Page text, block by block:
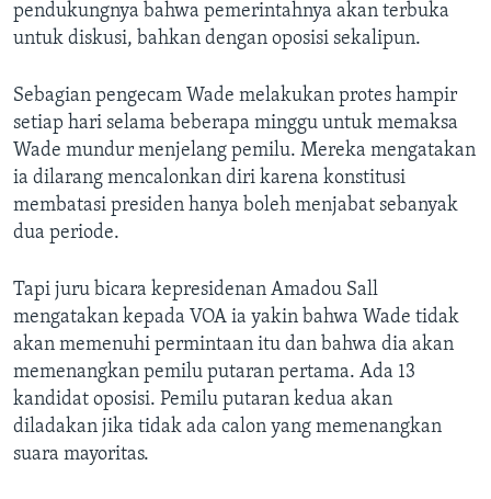
pendukungnya bahwa pemerintahnya akan terbuka
untuk diskusi, bahkan dengan oposisi sekalipun.
Sebagian pengecam Wade melakukan protes hampir
setiap hari selama beberapa minggu untuk memaksa
Wade mundur menjelang pemilu. Mereka mengatakan
ia dilarang mencalonkan diri karena konstitusi
membatasi presiden hanya boleh menjabat sebanyak
dua periode.
Tapi juru bicara kepresidenan Amadou Sall
mengatakan kepada VOA ia yakin bahwa Wade tidak
akan memenuhi permintaan itu dan bahwa dia akan
memenangkan pemilu putaran pertama. Ada 13
kandidat oposisi. Pemilu putaran kedua akan
diladakan jika tidak ada calon yang memenangkan
suara mayoritas.